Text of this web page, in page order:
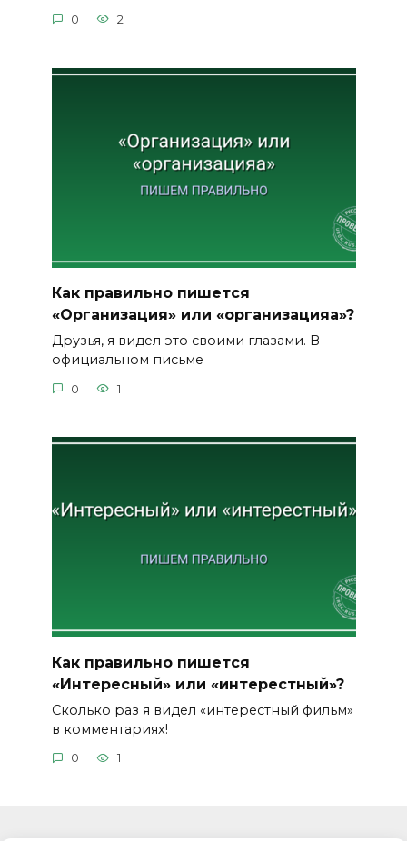
0 2
Как правильно пишется
«Организация» или «организацияа»?
Друзья, я видел это своими глазами. В
официальном письме
0 1
Как правильно пишется
«Интересный» или «интерестный»?
Сколько раз я видел «интерестный фильм»
в комментариях!
0 1